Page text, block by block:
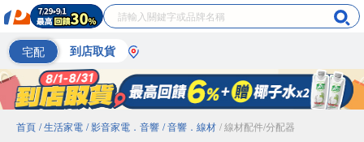
宅配 到店取貨
首頁 / 生活家電 / 影音家電．音響 / 音響．線材 / 線材配件/分配器